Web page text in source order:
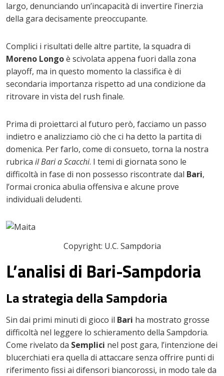
largo, denunciando un’incapacità di invertire l’inerzia
della gara decisamente preoccupante.
Complici i risultati delle altre partite, la squadra di
Moreno Longoè scivolata appena fuori dalla zona
playoff, ma in questo momento la classifica è di
secondaria importanza rispetto ad una condizione da
ritrovare in vista del rush finale.
Prima di proiettarci al futuro però, facciamo un passo
indietro e analizziamo ciò che ci ha detto la partita di
domenica. Per farlo, come di consueto, torna la nostra
rubrica il Bari a Scacchi. I temi di giornata sono le
difficoltà in fase di non possesso riscontrate dal Bari,
l’ormai cronica abulia offensiva e alcune prove
individuali deludenti.
Copyright: U.C. Sampdoria
L’analisi di Bari-Sampdoria
La strategia della Sampdoria
Sin dai primi minuti di gioco il Bari ha mostrato grosse
difficoltà nel leggere lo schieramento della Sampdoria.
Come rivelato da Semplici nel post gara, l’intenzione dei
blucerchiati era quella di attaccare senza offrire punti di
riferimento fissi ai difensori biancorossi, in modo tale da